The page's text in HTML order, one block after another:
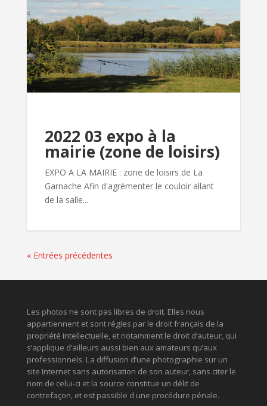
2022 03 expo à la
mairie (zone de loisirs)
EXPO A LA MAIRIE : zone de loisirs de La
Garnache Afin d'agrémenter le couloir allant
de la salle...
« Entrées précédentes
Les photos ne sont pas libres de droit. Elles nous
appartiennent et sont régies par le droit français de la
propriété intellectuelle, et notamment le droit d’auteur, qui
s’applique d’ailleurs aussi bien aux amateurs qu’aux
professionnels. La diffusion d’une photographie sur un
site Internet sans autorisation de son auteur, sans citer le
nom de celui-ci et la source constitue un délit de
contrefaçon, et est passible d une procédure pénale.